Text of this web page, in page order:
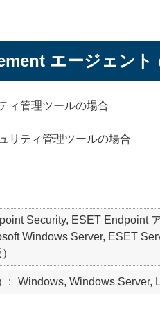
エージェント
ィ管理ツールの場合
リティ管理ツールの場合
Security, ESET Endpoint
Windows Server, ESET
Windows, Windows Server,